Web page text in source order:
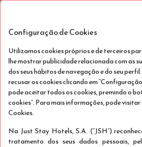
Qui, Ago 6 - Sáb, Ago 8
!
Lamentamos...
As datas seleccionadas já
disponíveis para fazer a
favor seleccione outras
Configuração de Cookies
Utilizamos cookies próprios e de terceiros
lhe mostrar publicidade relacionada com as
dos seus hábitos de navegação e do seu
recusar os cookies clicando em
pode aceitar todos os cookies, premindo o
cookies”. Para mais informações, pode
Cookies.
Na Just Stay Hotels, S.A. (“JSH”)
tratamento dos seus dados pessoais,